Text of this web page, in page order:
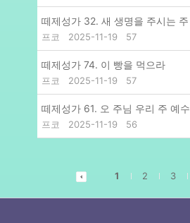
떼제성가 32. 새 생명을 주시는 주
프코 2025-11-19 57
떼제성가 74. 이 빵을 먹으라
프코 2025-11-19 57
떼제성가 61. 오 주님 우리 주 예수
프코 2025-11-19 56
1 2 3